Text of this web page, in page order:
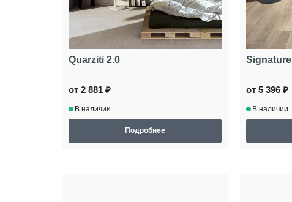
Quarziti 2.0
от 2 881 ₽
В наличии
Подробнее
Signature
от 5 396 ₽
В наличии